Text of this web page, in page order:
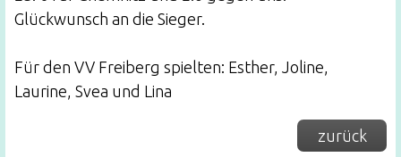
Glückwunsch an die Sieger.
Für den VV Freiberg spielten: Esther, Joline,
Laurine, Svea und Lina
zurück